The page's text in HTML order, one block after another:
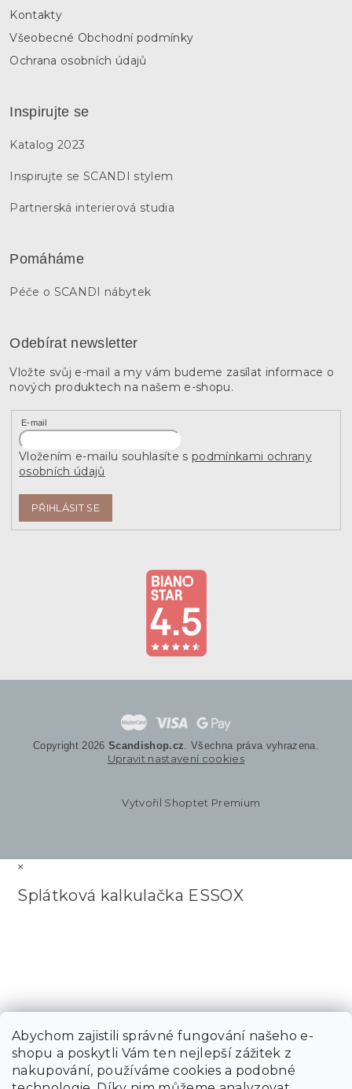
Abychom zajistili správné fungování našeho e-
shopu a poskytli Vám ten nejlepší zážitek z
nakupování, používáme cookies a podobné
Kontakty
Všeobecné Obchodní podmínky
Ochrana osobních údajů
Inspirujte se
Katalog 2023
Inspirujte se SCANDI stylem
Partnerská interierová studia
Pomáháme
Péče o SCANDI nábytek
Odebírat newsletter
Vložte svůj e-mail a my vám budeme zasílat informace o
nových produktech na našem e-shopu.
E-mail
Vložením e-mailu souhlasíte s podmínkami ochrany
osobních údajů
PŘIHLÁSIT SE
Vytvořil Shoptet Premium
Copyright 2026 Scandishop.cz . Všechna práva vyhrazena.
Upravit nastavení cookies
×
Splátková kalkulačka ESSOX